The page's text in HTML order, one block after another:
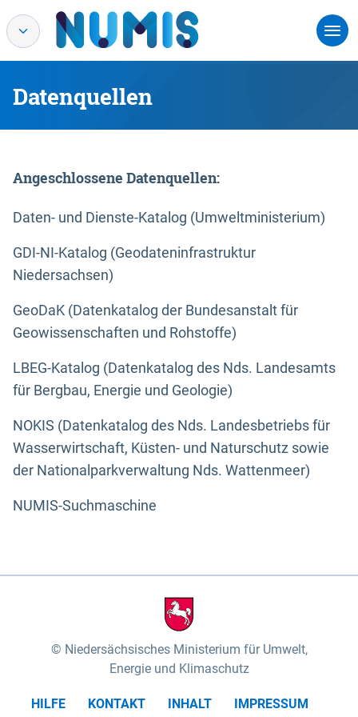
Datenquellen
Angeschlossene Datenquellen:
Daten- und Dienste-Katalog (Umweltministerium)
GDI-NI-Katalog (Geodateninfrastruktur
Niedersachsen)
GeoDaK (Datenkatalog der Bundesanstalt für
Geowissenschaften und Rohstoffe)
LBEG-Katalog (Datenkatalog des Nds. Landesamts
für Bergbau, Energie und Geologie)
NOKIS (Datenkatalog des Nds. Landesbetriebs für
Wasserwirtschaft, Küsten- und Naturschutz sowie
der Nationalparkverwaltung Nds. Wattenmeer)
NUMIS-Suchmaschine
Niedersächsisches Ministerium für Umwelt,
Energie und Klimaschutz
HILFE KONTAKT INHALT
IMPRESSUM